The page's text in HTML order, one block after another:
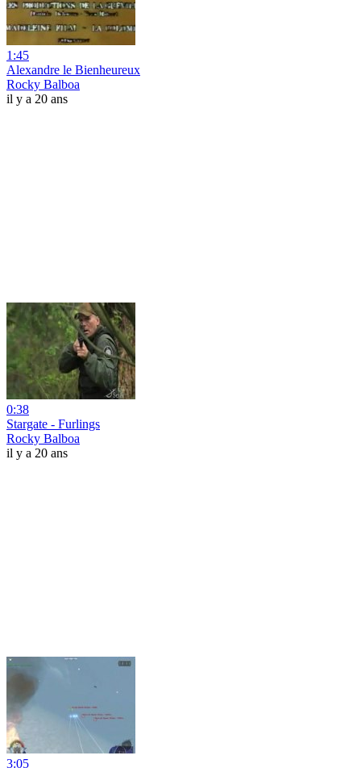
1:45
Alexandre le Bienheureux
Rocky Balboa
il y a 20 ans
0:38
Stargate - Furlings
Rocky Balboa
il y a 20 ans
3:05